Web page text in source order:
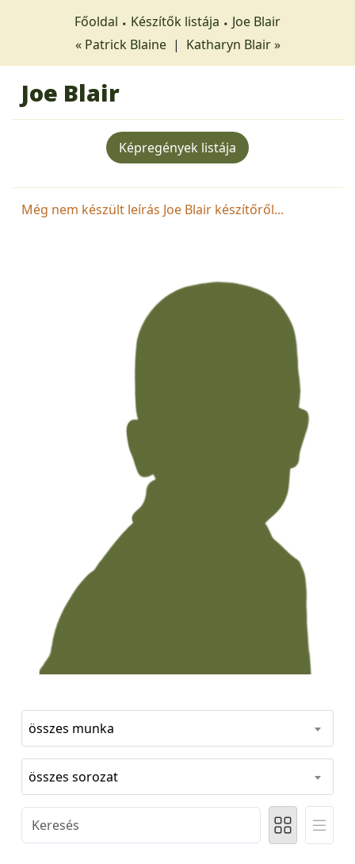
Főoldal Készítők listája
Joe Blair
« Patrick Blaine | Katharyn Blair »
Joe Blair
Képregények listája
Még nem készült leírás Joe Blair készítőről...
összes munka
összes sorozat